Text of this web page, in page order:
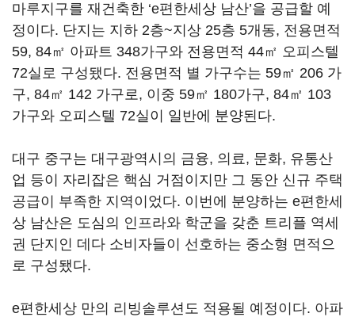
마루지구를 재건축한 ‘e편한세상 남산’을 공급할 예
정이다. 단지는 지하 2층~지상 25층 5개동, 전용면적
59, 84㎡ 아파트 348가구와 전용면적 44㎡ 오피스텔
72실로 구성됐다. 전용면적 별 가구수는 59㎡ 206 가
구, 84㎡ 142 가구로, 이중 59㎡ 180가구, 84㎡ 103
가구와 오피스텔 72실이 일반에 분양된다.
대구 중구는 대구광역시의 금융, 의료, 문화, 유통산
업 등이 자리잡은 핵심 거점이지만 그 동안 신규 주택
공급이 부족한 지역이었다. 이번에 분양하는 e편한세
상 남산은 도심의 인프라와 학군을 갖춘 트리플 역세
권 단지인 데다 소비자들이 선호하는 중소형 면적으
로 구성됐다.
e편한세상 만의 리빙솔루션도 적용될 예정이다. 아파